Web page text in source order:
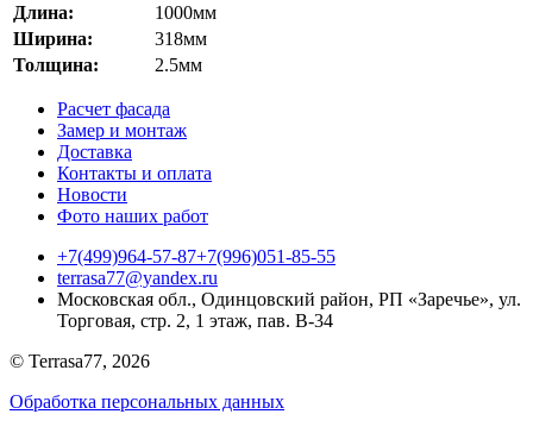
Длина:
1000мм
Ширина:
318мм
Толщина:
2.5мм
Расчет фасада
Замер и монтаж
Доставка
Контакты и оплата
Новости
Фото наших работ
+7(499)964-57-87+7(996)051-85-55
terrasa77@yandex.ru
Московская обл., Одинцовский район, РП «Заречье», ул.
Торговая, стр. 2, 1 этаж, пав. B-34
© Terrasa77, 2026
Обработка персональных данных